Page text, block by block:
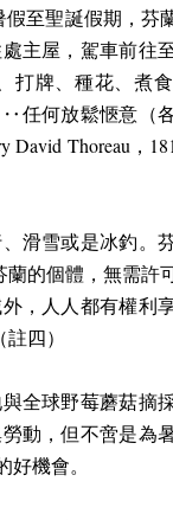
至聖誕假期，芬
主屋，駕車前往
打牌、種花、煮
任何放鬆愜意（
David Thoreau ，
滑雪或是冰釣。
的個體，無需許
，人人都有權利
註四）
全球野莓蘑菇摘
動，但不啻是為
機會。